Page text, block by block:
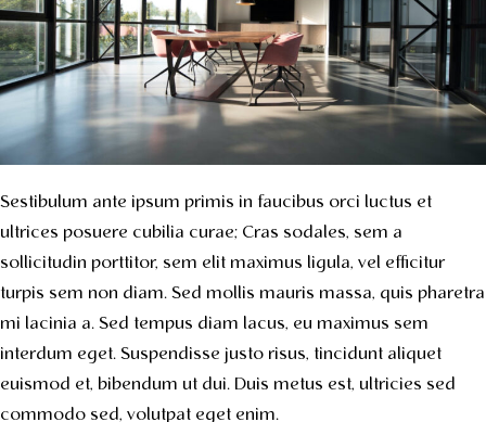
Sestibulum ante ipsum primis in faucibus orci luctus et
ultrices posuere cubilia curae; Cras sodales, sem a
sollicitudin porttitor, sem elit maximus ligula, vel efficitur
turpis sem non diam. Sed mollis mauris massa, quis pharetra
mi lacinia a. Sed tempus diam lacus, eu maximus sem
interdum eget. Suspendisse justo risus, tincidunt aliquet
euismod et, bibendum ut dui. Duis metus est, ultricies sed
commodo sed, volutpat eget enim.